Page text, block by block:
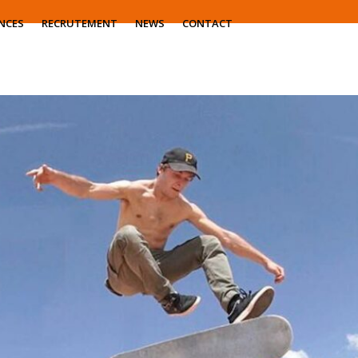
RECRUTEMENT NEWS CONTACT